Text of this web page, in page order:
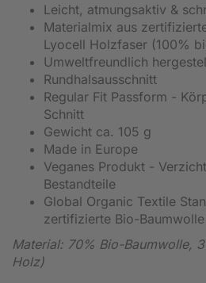
Leicht, atmungsaktiv &
Materialmix aus
Lyocell Holzfaser (100%
Umweltfreundlich
Rundhalsausschnitt
Regular Fit Passform -
Schnitt
Gewicht ca. 105 g
Made in Europe
Veganes Produkt -
Bestandteile
Global Organic Textile
zertifizierte Bio-Baumwolle
Material: 70% Bio-Baumwolle,
Holz)